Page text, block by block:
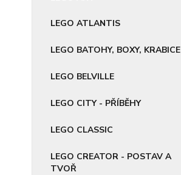
LEGO ATLANTIS
LEGO BATOHY, BOXY, KRABICE
LEGO BELVILLE
LEGO CITY - PŘÍBĚHY
LEGO CLASSIC
LEGO CREATOR - POSTAV A
TVOŘ